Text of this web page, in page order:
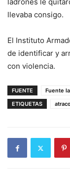
ladrones le
llevaba consigo.
El Instituto
de identificar y
con violencia.
FUENTE
Fuente
ETIQUETAS